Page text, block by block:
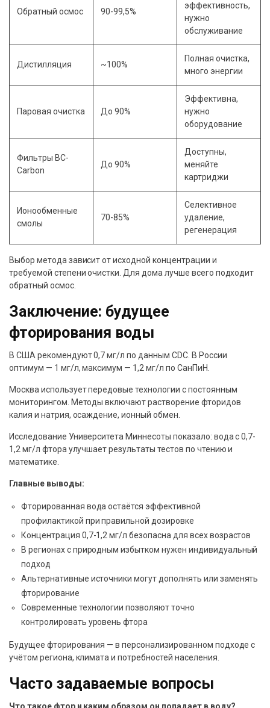
Обратный осмос 90-99,5%
эффективность,
нужно
обслуживание
Дистилляция ~100%
Полная очистка,
много энергии
Паровая очистка До 90%
Эффективна,
нужно
оборудование
Фильтры BC-
Carbon
До 90%
Доступны,
меняйте
картриджи
Ионообменные
смолы
70-85%
Селективное
удаление,
регенерация
Выбор метода зависит от исходной концентрации и
требуемой степени очистки. Для дома лучше всего подходит
обратный осмос.
Заключение: будущее
фторирования воды
В США рекомендуют 0,7 мг/л по данным CDC. В России
оптимум — 1 мг/л, максимум — 1,2 мг/л по СанПиН.
Москва использует передовые технологии с постоянным
мониторингом. Методы включают растворение фторидов
калия и натрия, осаждение, ионный обмен.
Исследование Университета Миннесоты показало: вода с 0,7-
1,2 мг/л фтора улучшает результаты тестов по чтению и
математике.
Главные выводы:
Фторированная вода остаётся эффективной
профилактикой при правильной дозировке
Концентрация 0,7-1,2 мг/л безопасна для всех возрастов
В регионах с природным избытком нужен индивидуальный
подход
Альтернативные источники могут дополнять или заменять
фторирование
Современные технологии позволяют точно
контролировать уровень фтора
Будущее фторирования — в персонализированном подходе с
учётом региона, климата и потребностей населения.
Часто задаваемые вопросы